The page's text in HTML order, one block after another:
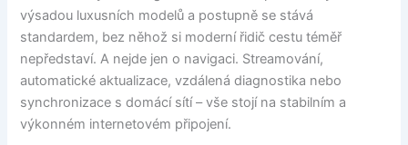
výsadou luxusních modelů a postupně se stává
standardem, bez něhož si moderní řidič cestu téměř
nepředstaví. A nejde jen o navigaci. Streamování,
automatické aktualizace, vzdálená diagnostika nebo
synchronizace s domácí sítí – vše stojí na stabilním a
výkonném internetovém připojení.